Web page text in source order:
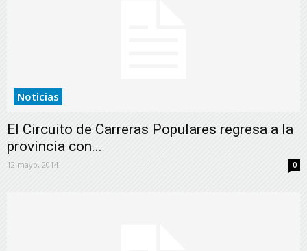
Noticias
El Circuito de Carreras Populares regresa a la
provincia con...
12 mayo, 2014 0